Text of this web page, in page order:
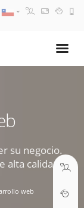
su negocio.
alta calidad.
web